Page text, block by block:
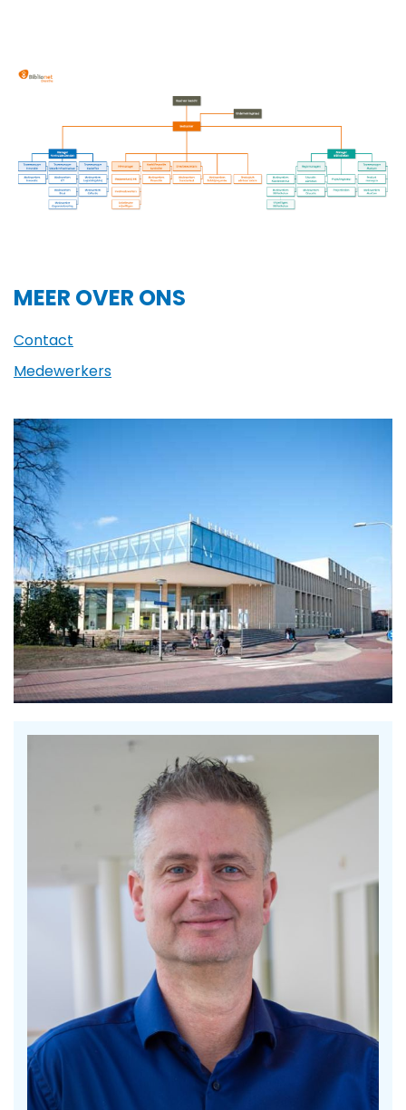
MEER OVER ONS
Contact
Medewerkers